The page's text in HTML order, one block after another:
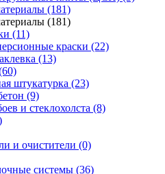
(181)
(181)
(11)
краски (22)
(13)
штукатурка (23)
(9)
и стеклохолста (8)
и очистители (0)
системы (36)